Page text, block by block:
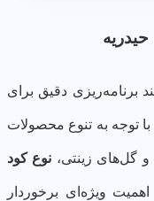
دقیق برای
به تنوع محصولات
زینتی،نوع کود
ویژه‌ای برخوردار